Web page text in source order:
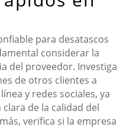
para desatascos
considerar la
del proveedor. Investiga
de otros clientes a
y redes sociales, ya
de la calidad del
verifica si la empresa